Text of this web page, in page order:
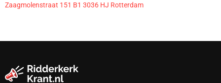
Zaagmolenstraat 151 B1 3036 HJ Rotterdam